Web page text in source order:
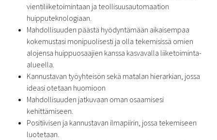
vientiliiketoimintaan ja teollisuusautomaation
huipputeknologiaan.
Mahdollisuuden päästä hyödyntämään aikaisempaa
kokemustasi monipuolisesti ja olla tekemisissä omien
alojensa huippuosaajien kanssa kasvavalla liiketoiminta-
alueella.
Kannustavan työyhteisön sekä matalan hierarkian, jossa
ideasi otetaan huomioon
Mahdollisuuden jatkuvaan oman osaamisesi
kehittämiseen.
Positiivisen ja kannustavan ilmapiirin, jossa tekemiseen
luotetaan.